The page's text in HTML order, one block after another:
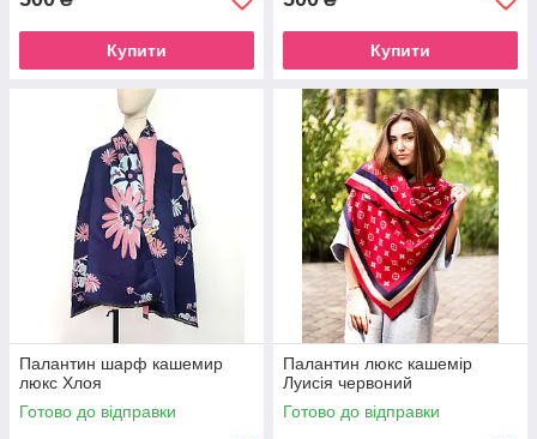
Купити Купити
Палантин шарф кашемир
люкс Хлоя
Готово до відправки
Палантин люкс кашемір
Луисія червоний
Готово до відправки